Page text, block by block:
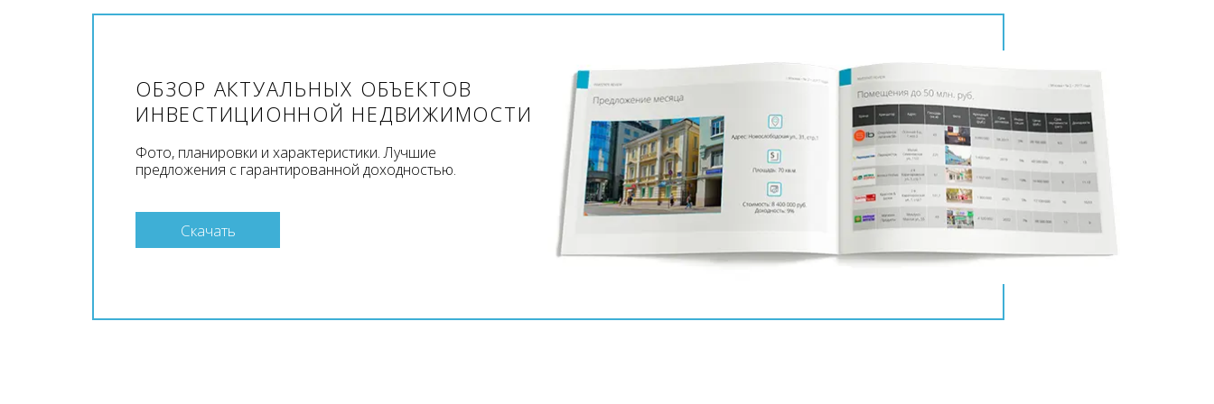
ОБЗОР АКТУАЛЬНЫХ ОБЪЕКТОВ
ИНВЕСТИЦИОННОЙ НЕДВИЖИМОСТИ
Фото, планировки и характеристики. Лучшие
предложения с гарантированной доходностью.
Скачать